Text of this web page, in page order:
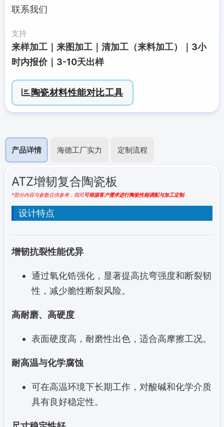
联系我们
支持
来样加工｜来图加工｜清加工（来料加工）｜3小
时内报价｜3-10天出样
陶瓷材料性能对比工具
产品详情 海德工厂实力 定制流程
ATZ增韧复合陶瓷板
*部分内容与参数仅供参考，我司可根据客户需求进行陶瓷性能调配与加工定制
设计特点
增韧抗裂性能优异
通过氧化锆强化，显著提高抗弯强度和断裂韧
性，减少脆性断裂风险。
高耐磨、高硬度
表面硬度高，耐磨性出色，适合高摩擦工况。
耐高温与化学腐蚀
可在高温环境下长期工作，对酸碱和化学介质
具有良好稳定性。